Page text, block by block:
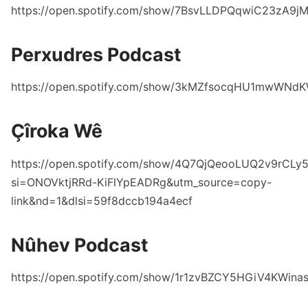
https://open.spotify.com/show/
Perxudres Podcast
https://open.spotify.com/show/
Çîroka Wê
https://open.spotify.com/show/
si=ONOVktjRRd-KiFlYpEADRg&utm_source=copy-
link&nd=1&dlsi=59f8dccb194a4ecf
Nûhev Podcast
https://open.spotify.com/show/